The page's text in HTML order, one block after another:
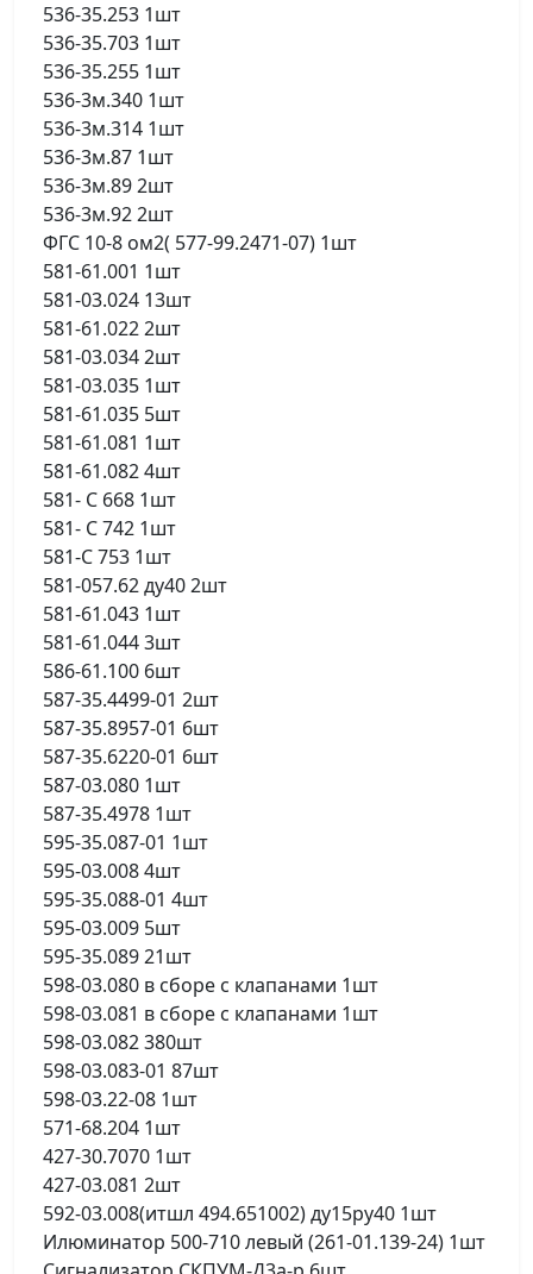
536-35.253 1шт
536-35.703 1шт
536-35.255 1шт
536-3м.340 1шт
536-3м.314 1шт
536-3м.87 1шт
536-3м.89 2шт
536-3м.92 2шт
ФГС 10-8 ом2( 577-99.2471-07) 1шт
581-61.001 1шт
581-03.024 13шт
581-61.022 2шт
581-03.034 2шт
581-03.035 1шт
581-61.035 5шт
581-61.081 1шт
581-61.082 4шт
581- С 668 1шт
581- С 742 1шт
581-С 753 1шт
581-057.62 ду40 2шт
581-61.043 1шт
581-61.044 3шт
586-61.100 6шт
587-35.4499-01 2шт
587-35.8957-01 6шт
587-35.6220-01 6шт
587-03.080 1шт
587-35.4978 1шт
595-35.087-01 1шт
595-03.008 4шт
595-35.088-01 4шт
595-03.009 5шт
595-35.089 21шт
598-03.080 в сборе с клапанами 1шт
598-03.081 в сборе с клапанами 1шт
598-03.082 380шт
598-03.083-01 87шт
598-03.22-08 1шт
571-68.204 1шт
427-30.7070 1шт
427-03.081 2шт
592-03.008(итшл 494.651002) ду15ру40 1шт
Илюминатор 500-710 левый (261-01.139-24) 1шт